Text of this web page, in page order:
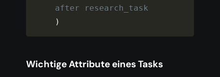
after research_task
)
Wichtige Attribute eines Tasks